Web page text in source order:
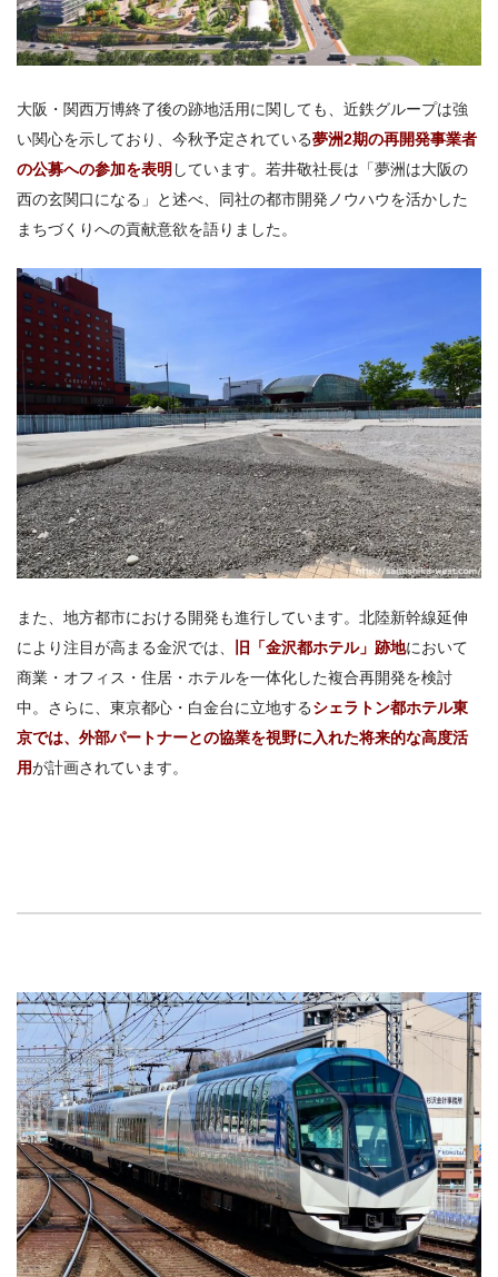
大阪・関西万博終了後の跡地活用に関しても、近鉄グループは強
い関心を示しており、今秋予定されている夢洲2期の再開発事業者
の公募への参加を表明 しています。若井敬社長は「夢洲は大阪の
西の玄関口になる」と述べ、同社の都市開発ノウハウを活かした
まちづくりへの貢献意欲を語りました。
また、地方都市における開発も進行しています。北陸新幹線延伸
により注目が高まる金沢では、
旧「金沢都ホテル」跡地において
商業・オフィス・住居・ホテルを一体化した複合再開発を検討
中。さらに、東京都心・白金台に立地するシェラトン都ホテル東
京では、外部パートナーとの協業を視野に入れた将来的な高度活
用が計画されています。